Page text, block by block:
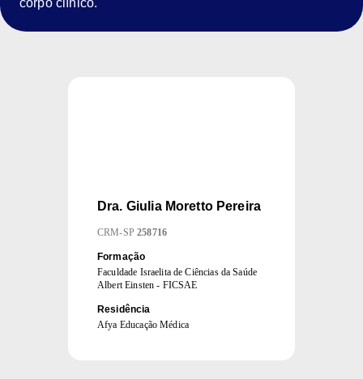
corpo clínico.
Dra. Giulia Moretto Pereira
CRM-SP 258716
Formação
Faculdade Israelita de Ciências da Saúde
Albert Einsten - FICSAE
Residência
Afya Educação Médica